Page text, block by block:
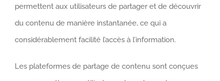
permettent aux utilisateurs de partager et de découvrir
du contenu de manière instantanée, ce qui a
considérablement facilité l’accès à l’information.
Les plateformes de partage de contenu sont conçues